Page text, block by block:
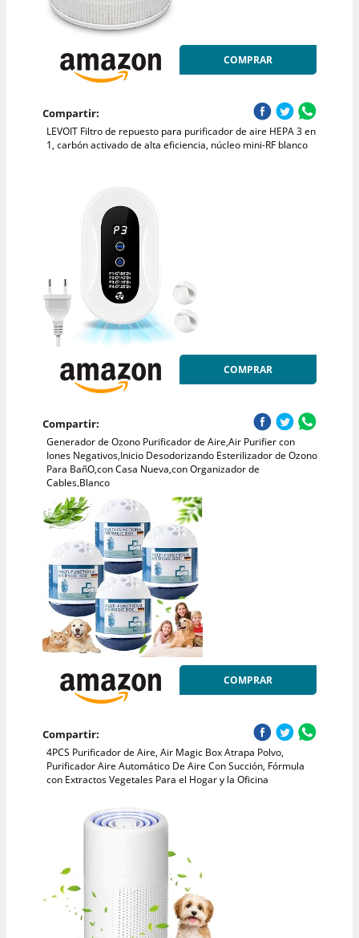
COMPRAR
Compartir:
LEVOIT Filtro de repuesto para purificador de aire HEPA 3 en
1, carbón activado de alta eficiencia, núcleo mini-RF blanco
COMPRAR
Compartir:
Generador de Ozono Purificador de Aire,Air Purifier con
Iones Negativos,Inicio Desodorizando Esterilizador de Ozono
Para BañO,con Casa Nueva,con Organizador de
Cables,Blanco
COMPRAR
Compartir:
4PCS Purificador de Aire, Air Magic Box Atrapa Polvo,
Purificador Aire Automático De Aire Con Succión, Fórmula
con Extractos Vegetales Para el Hogar y la Oficina